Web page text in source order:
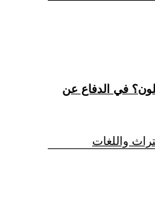
في الدفاع عن
واللغات